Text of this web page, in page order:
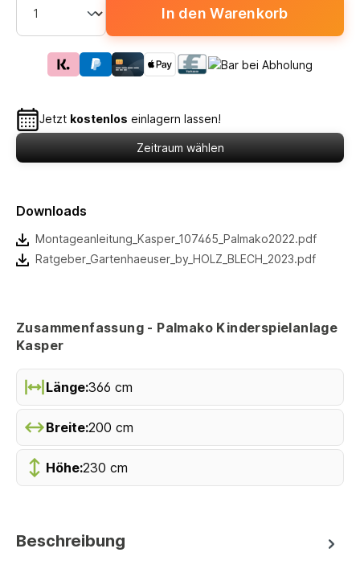
In den Warenkorb
Jetzt kostenlos einlagern lassen!
Zeitraum wählen
Downloads
Montageanleitung_Kasper_107465_Palmako2022.pdf
Ratgeber_Gartenhaeuser_by_HOLZ_BLECH_2023.pdf
Zusammenfassung - Palmako Kinderspielanlage
Kasper
Länge:366 cm
Breite:200 cm
Höhe:230 cm
Beschreibung